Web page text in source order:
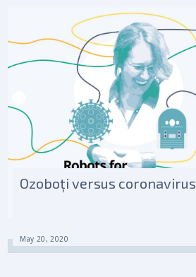
Ozoboți versus coronavirus
May 20, 2020